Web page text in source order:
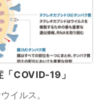
COVID-19」
イルス。